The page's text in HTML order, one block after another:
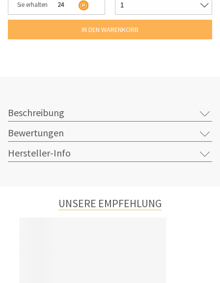
Sie erhalten 24
Beschreibung
Bewertungen
Hersteller-Info
UNSERE EMPFEHLUNG